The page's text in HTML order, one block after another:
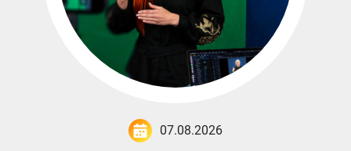
07.08.2026